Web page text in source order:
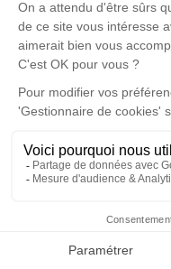
Faire-part
Un service de
ici.
Cérémonie
jeudi 13 février
33, Rue Saint-Just
95400 Arnouville